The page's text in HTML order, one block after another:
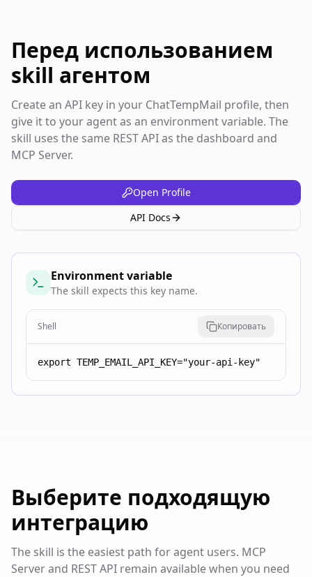
Перед использованием
skill агентом
Create an API key in your ChatTempMail profile, then
give it to your agent as an environment variable. The
skill uses the same REST API as the dashboard and
MCP Server.
Open Profile
API Docs
Environment variable
The skill expects this key name.
Shell Копировать
export TEMP_EMAIL_API_KEY="your-api-key"
Выберите подходящую
интеграцию
The skill is the easiest path for agent users. MCP
Server and REST API remain available when you need